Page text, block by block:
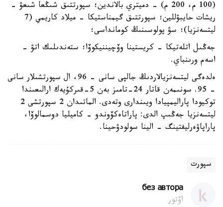
(100 م، 200 م) - دميتري بالاندين؛ سپورتتىق شىڭعا شىعۋ -
ريشات حايبۋللين؛ سپورتتىق گيمناستيكا - ميلاد كاريمي (7
ليتسەنزيا)؛ سۋ پولوسىنىڭ كومانداسى؛
جەڭىل اتلەتيكا - كريستينا وۆچيننيكوۆا؛ ستەندىلىك اتۋ -
اسەم ورىنباي.
ەلدەگى ليتسەنزيالاردىڭ جالپى سانى - 96، ال سپورتشىلار سانى
- 95. سونىمەن قاتار 24-تامىز بەن 5-قىركۇيەك ارالىعىندا
توكيودا پاراليمپيادا ويىندارى وتەدى. الماتىدان 2 سپورتشى 2
ليتسەنزيا جەڭىپ الدى: پاراتاەكۆوندو - كاميليا دوسمالوۆا،
پاراپاۋەرليفتينگ - الينا سولودۋحينا.
سپورت
без автора
اۆتور